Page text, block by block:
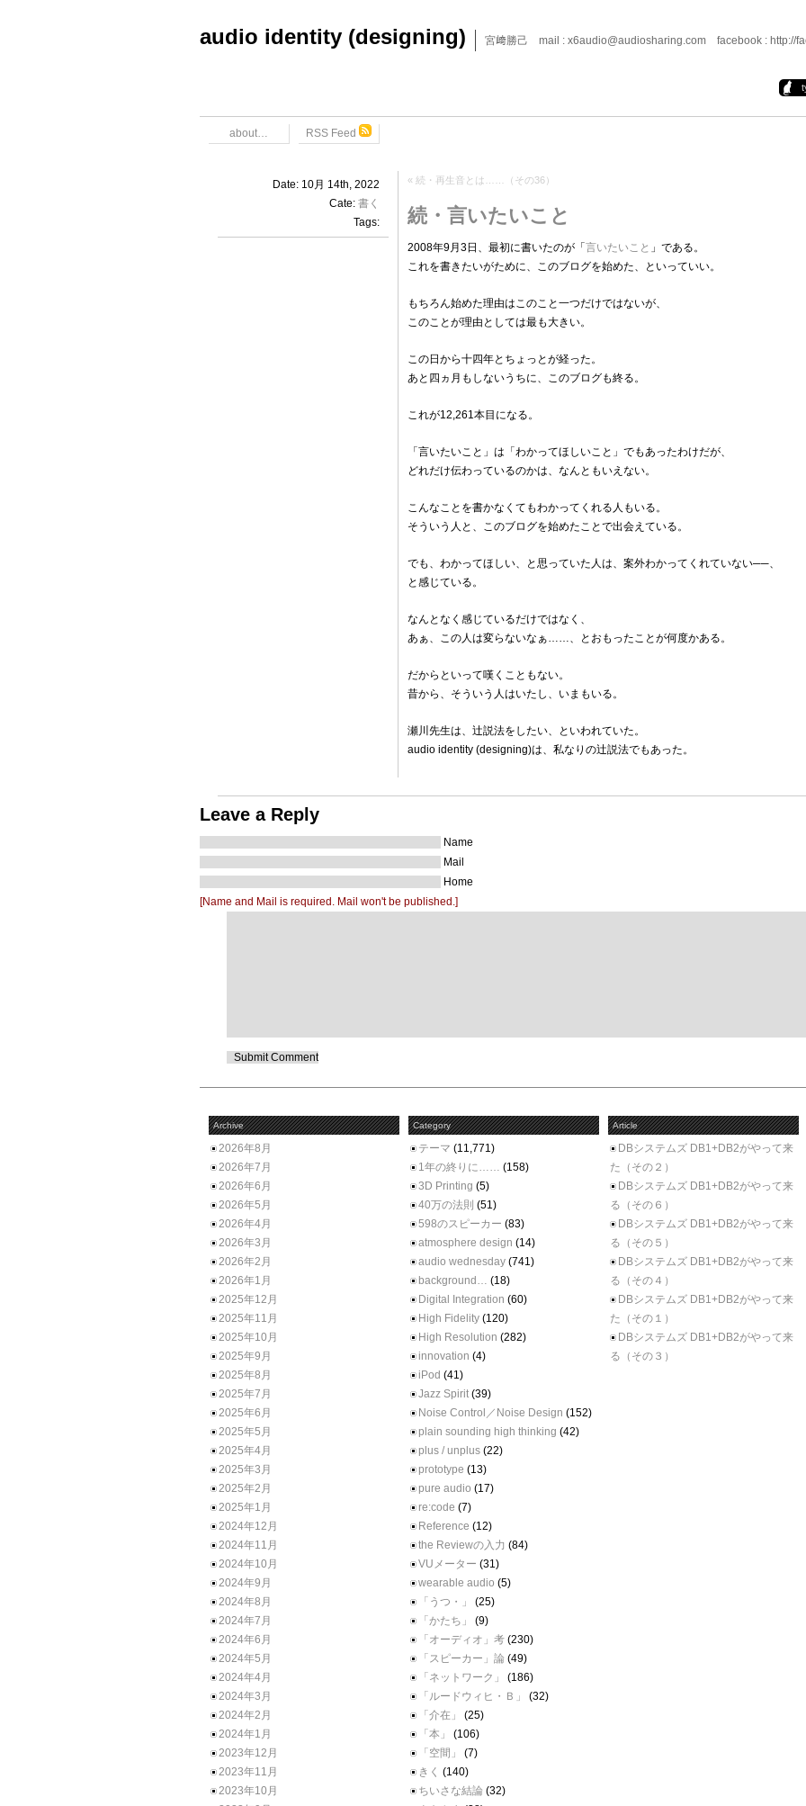
audio identity (designing) 宮﨑勝己 mail : x6audio@audiosharing.com facebook : http://
about… RSS Feed
Date: 10月 14th, 2022
Cate: 書く
Tags:
« 続・再生音とは……（その36）
続・言いたいこと
2008年9月3日、最初に書いたのが「 言いたいこと 」である。
これを書きたいがために、このブログを始めた、といっていい。
もちろん始めた理由はこのこと一つだけではないが、
このことが理由としては最も大きい。
この日から十四年とちょっとが経った。
あと四ヵ月もしないうちに、このブログも終る。
これが12,261本目になる。
「言いたいこと」は「わかってほしいこと」でもあったわけだが、
どれだけ伝わっているのかは、なんともいえない。
こんなことを書かなくてもわかってくれる人もいる。
そういう人と、このブログを始めたことで出会えている。
でも、わかってほしい、と思っていた人は、案外わかってくれていない──、
と感じている。
なんとなく感じているだけではなく、
あぁ、この人は変らないなぁ……、とおもったことが何度かある。
だからといって嘆くこともない。
昔から、そういう人はいたし、いまもいる。
瀬川先生は、辻説法をしたい、といわれていた。
audio identity (designing)は、私なりの辻説法でもあった。
Leave a Reply
Name
Mail
Home
[Name and Mail is required. Mail won't be published.]
Archive
2026年8月
2026年7月
2026年6月
2026年5月
2026年4月
2026年3月
2026年2月
2026年1月
2025年12月
2025年11月
2025年10月
2025年9月
2025年8月
2025年7月
2025年6月
2025年5月
2025年4月
2025年3月
2025年2月
2025年1月
2024年12月
2024年11月
2024年10月
2024年9月
2024年8月
2024年7月
2024年6月
2024年5月
2024年4月
2024年3月
2024年2月
2024年1月
2023年12月
2023年11月
2023年10月
Category
テーマ (11,771)
1年の終りに…… (158)
3D Printing (5)
40万の法則 (51)
598のスピーカー (83)
atmosphere design (14)
audio wednesday (741)
background… (18)
Digital Integration (60)
High Fidelity (120)
High Resolution (282)
innovation (4)
iPod (41)
Jazz Spirit (39)
Noise Control／Noise Design (152)
plain sounding high thinking (42)
plus / unplus (22)
prototype (13)
pure audio (17)
re:code (7)
Reference (12)
the Reviewの入力 (84)
VUメーター (31)
wearable audio (5)
「うつ・」
(25)
「かたち」
(9)
「オーディオ」考 (230)
「スピーカー」論 (49)
「ネットワーク」
(186)
「ルードウィヒ・Ｂ」
(32)
「介在」
(25)
「本」
(106)
「空間」
(7)
きく (140)
ちいさな結論 (32)
Article
DBシステムズ DB1+DB2がやって来
た（その２）
DBシステムズ DB1+DB2がやって来
る（その６）
DBシステムズ DB1+DB2がやって来
る（その５）
DBシステムズ DB1+DB2がやって来
る（その４）
DBシステムズ DB1+DB2がやって来
た（その１）
DBシステムズ DB1+DB2がやって来
る（その３）